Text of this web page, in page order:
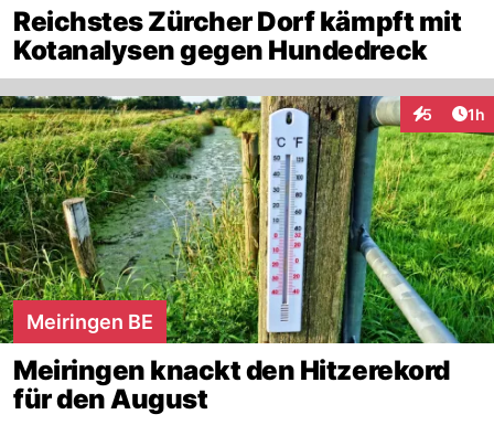
Reichstes Zürcher Dorf kämpft mit
Kotanalysen gegen Hundedreck
5 1h
Meiringen BE
Meiringen knackt den Hitzerekord
für den August